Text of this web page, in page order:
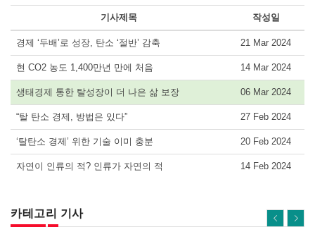
기사제목 작성일
경제 ‘두배’로 성장, 탄소 ‘절반’ 감축 21 Mar 2024
현 CO2 농도 1,400만년 만에 처음 14 Mar 2024
생태경제 통한 탈성장이 더 나은 삶 보장 06 Mar 2024
“탈 탄소 경제, 방법은 있다” 27 Feb 2024
‘탈탄소 경제’ 위한 기술 이미 충분 20 Feb 2024
자연이 인류의 적? 인류가 자연의 적 14 Feb 2024
카테고리 기사